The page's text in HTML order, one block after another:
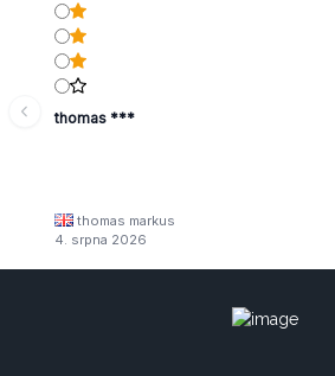
thomas ***
thomas markus
4. srpna 2026